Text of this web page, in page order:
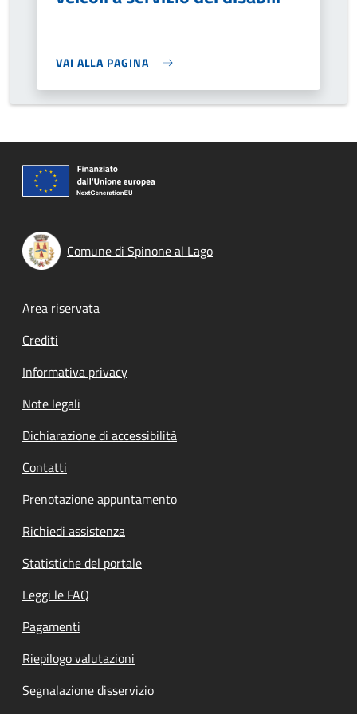
VAI ALLA PAGINA
Comune di Spinone al Lago
Footer menu
Area riservata
Crediti
Informativa privacy
Note legali
Dichiarazione di accessibilità
Contatti
Prenotazione appuntamento
Richiedi assistenza
Statistiche del portale
Leggi le FAQ
Pagamenti
Riepilogo valutazioni
Segnalazione disservizio